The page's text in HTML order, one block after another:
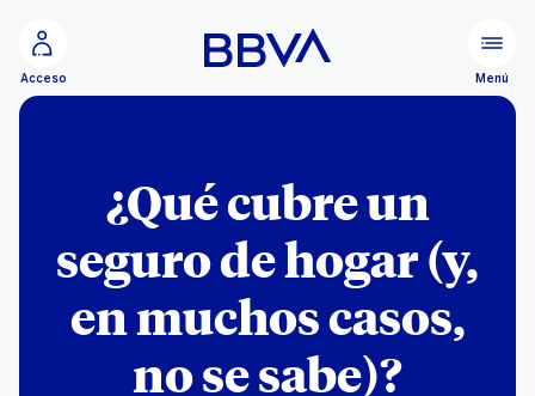
Acceso Menú
¿Qué cubre un
seguro de hogar (y,
en muchos casos,
no se sabe)?